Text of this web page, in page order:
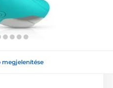
megjelenítése